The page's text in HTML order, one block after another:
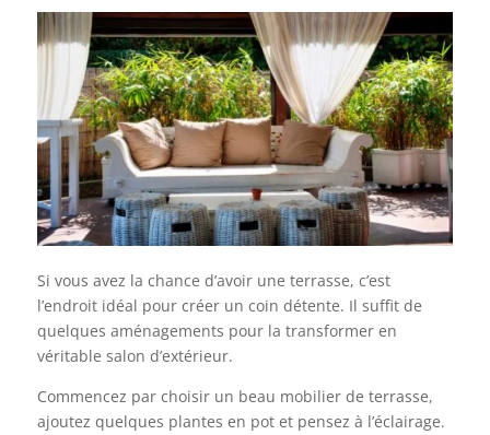
Si vous avez la chance d’avoir une terrasse, c’est
l’endroit idéal pour créer un coin détente. Il suffit de
quelques aménagements pour la transformer en
véritable salon d’extérieur.
Commencez par choisir un beau mobilier de terrasse,
ajoutez quelques plantes en pot et pensez à l’éclairage.